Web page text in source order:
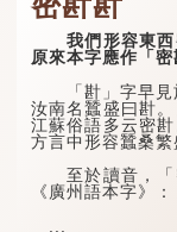
我們形容東西
原來本字應作「密
「卙」字早見
汝南名蠶盛曰卙
江蘇俗語多云密
方言中形容蠶桑繁
至於讀音，「
《廣州語本字》